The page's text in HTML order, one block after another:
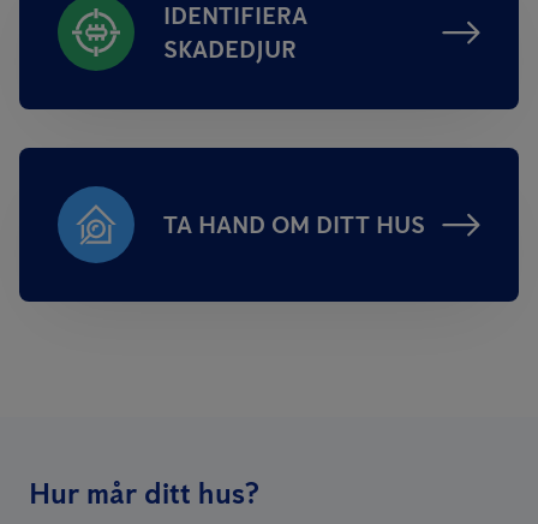
IDENTIFIERA
SKADEDJUR
TA HAND OM DITT HUS
Hur mår ditt hus?